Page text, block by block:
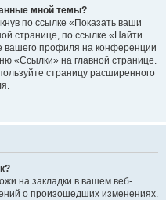
мной темы?
по ссылке «Показать ваши
странице, по ссылке «Найти
вашего профиля на конференции
«Ссылки» на главной странице.
страницу расширенного
на закладки в вашем веб-
о произошедших изменениях.